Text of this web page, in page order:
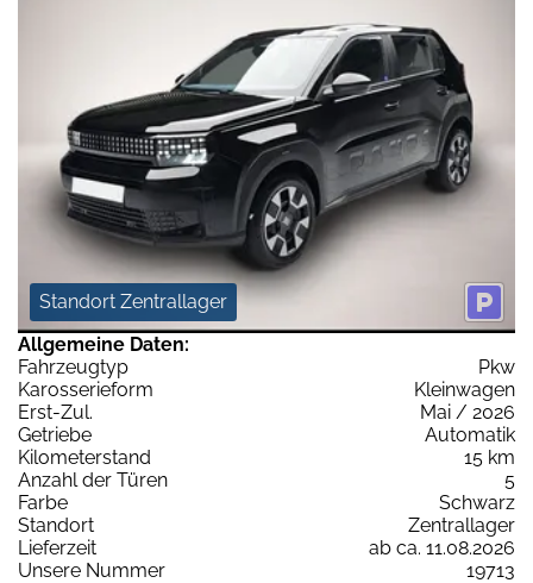
Standort Zentrallager
Allgemeine Daten:
Fahrzeugtyp
Pkw
Karosserieform
Kleinwagen
Erst-Zul.
Mai / 2026
Getriebe
Automatik
Kilometerstand
15 km
Anzahl der Türen
5
Farbe
Schwarz
Standort
Zentrallager
Lieferzeit
ab ca. 11.08.2026
Unsere Nummer
19713